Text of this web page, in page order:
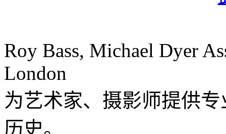
Roy Bass, Michael Dyer
London
为艺术家、摄影师提供
历史。